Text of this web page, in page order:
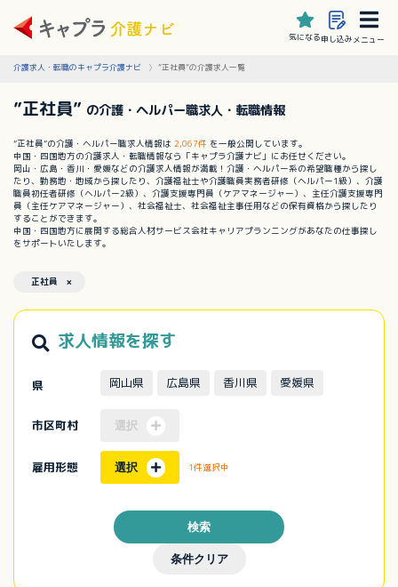
気になる申し込みメニュー
介護求人・転職のキャプラ介護ナビ ”正社員”の介護求人一覧
”正社員” の介護・ヘルパー職求人・転職情報
”正社員”の介護・ヘルパー職求人情報は 2,067件 を一般公開しています。
中国・四国地方の介護求人・転職情報なら「キャプラ介護ナビ」にお任せください。
岡山・広島・香川・愛媛などの介護求人情報が満載！介護・ヘルパー系の希望職種から探し
たり、勤務地・地域から探したり、介護福祉士や介護職員実務者研修（ヘルパー1級）、介護
職員初任者研修（ヘルパー2級）、介護支援専門員（ケアマネージャー）、主任介護支援専門
員（主任ケアマネージャー）、社会福祉士、社会福祉主事任用などの保有資格から探したり
することができます。
中国・四国地方に展開する総合人材サービス会社キャリアプランニングがあなたの仕事探し
をサポートいたします。
正社員 ×
求人情報を探す
県 岡山県 広島県 香川県 愛媛県
市区町村 選択
雇用形態 選択 1件選択中
条件クリア
検索